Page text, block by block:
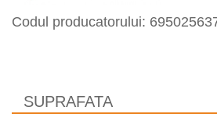
Codul producatorului:
SUPRAFATA